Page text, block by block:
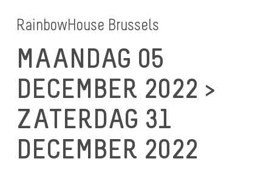
RainbowHouse Brussels
MAANDAG 05
DECEMBER 2022 >
ZATERDAG 31
DECEMBER 2022